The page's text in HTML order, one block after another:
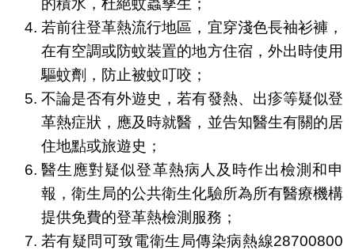
的積水，杜絕蚊蟲孳生；
若前往登革熱流行地區，宜穿淺色長袖衫褲，
在有空調或防蚊裝置的地方住宿，外出時使用
驅蚊劑，防止被蚊叮咬；
不論是否有外遊史，若有發熱、出疹等疑似登
革熱症狀，應及時就醫，並告知醫生有關的居
住地點或旅遊史；
醫生應對疑似登革熱病人及時作出檢測和申
報，衛生局的公共衛生化驗所為所有醫療機構
提供免費的登革熱檢測服務；
若有疑問可致電衛生局傳染病熱線28700800